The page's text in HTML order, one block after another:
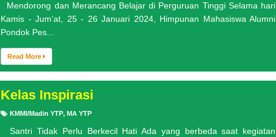
Mendorong dan Merancang Belajar di Perguruan Tinggi Selama hari
Kamis - Jum’at, 25 - 26 Januari 2024, Himpunan Mahasiswa Alumni
Pondok Pes...
Read More
Kelas Inspirasi
KMMI/Madin YTP, MA YTP
Santri Tidak Perlu Berkecil Hati Ada yang berbeda saat kegiatan